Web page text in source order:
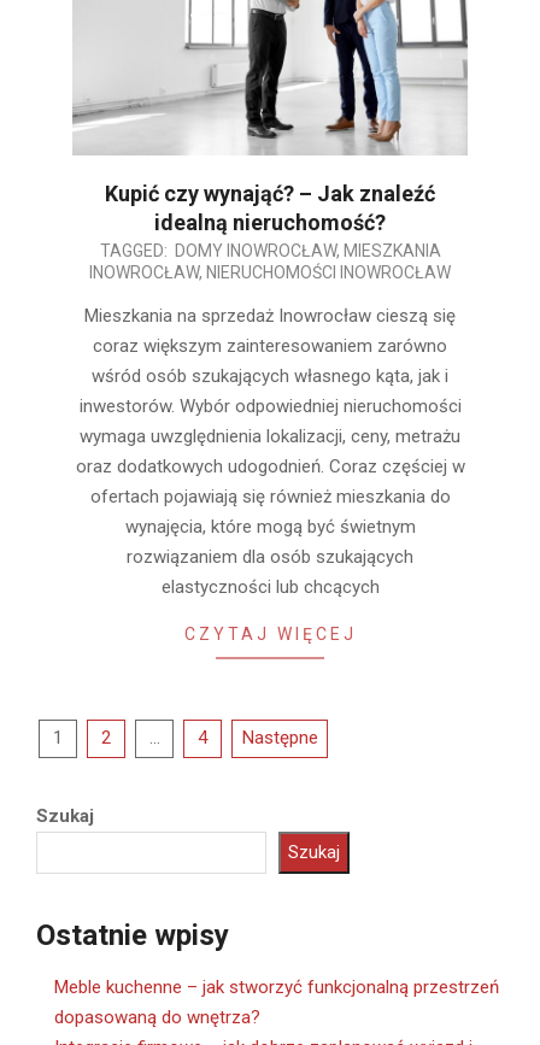
Kupić czy wynająć? – Jak znaleźć
idealną nieruchomość?
2025-
08-
13
TAGGED: DOMY INOWROCŁAW, MIESZKANIA
INOWROCŁAW, NIERUCHOMOŚCI INOWROCŁAW
Mieszkania na sprzedaż Inowrocław cieszą się
coraz większym zainteresowaniem zarówno
wśród osób szukających własnego kąta, jak i
inwestorów. Wybór odpowiedniej nieruchomości
wymaga uwzględnienia lokalizacji, ceny, metrażu
oraz dodatkowych udogodnień. Coraz częściej w
ofertach pojawiają się również mieszkania do
wynajęcia, które mogą być świetnym
rozwiązaniem dla osób szukających
elastyczności lub chcących
CZYTAJ WIĘCEJ
Stronicowanie
1 2 … 4 Następne
Szukaj
Szukaj
Ostatnie wpisy
Meble kuchenne – jak stworzyć funkcjonalną przestrzeń
dopasowaną do wnętrza?